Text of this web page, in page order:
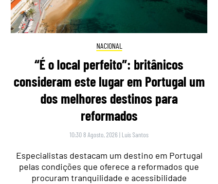
NACIONAL
“É o local perfeito”: britânicos
consideram este lugar em Portugal um
dos melhores destinos para
reformados
10:30 8 Agosto, 2026 | Luís Santos
Especialistas destacam um destino em Portugal
pelas condições que oferece a reformados que
procuram tranquilidade e acessibilidade